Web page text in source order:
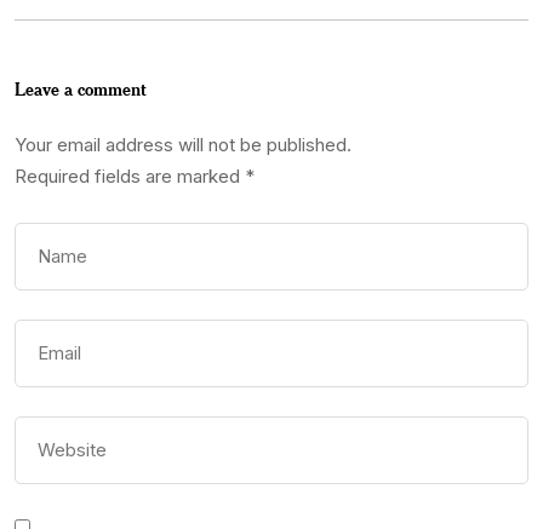
Leave a comment
Your email address will not be published.
Required fields are marked *